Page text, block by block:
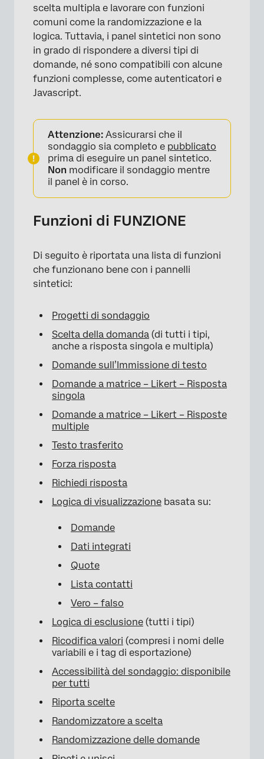
scelta multipla e lavorare con funzioni
comuni come la randomizzazione e la
logica. Tuttavia, i panel sintetici non sono
in grado di rispondere a diversi tipi di
domande, né sono compatibili con alcune
funzioni complesse, come autenticatori e
Javascript.
Attenzione: Assicurarsi che il
sondaggio sia completo e pubblicato
prima di eseguire un panel sintetico.
Non modificare il sondaggio mentre
il panel è in corso.
Funzioni di FUNZIONE
Di seguito è riportata una lista di funzioni
che funzionano bene con i pannelli
sintetici:
Progetti di sondaggio
Scelta della domanda (di tutti i tipi,
anche a risposta singola e multipla)
Domande sull’Immissione di testo
Domande a matrice – Likert – Risposta
singola
Domande a matrice – Likert – Risposte
multiple
Testo trasferito
Forza risposta
Richiedi risposta
Logica di visualizzazione basata su:
Domande
Dati integrati
Quote
Lista contatti
Vero – falso
Logica di esclusione (tutti i tipi)
Ricodifica valori (compresi i nomi delle
variabili e i tag di esportazione)
Accessibilità del sondaggio: disponibile
per tutti
Riporta scelte
Randomizzatore a scelta
Randomizzazione delle domande